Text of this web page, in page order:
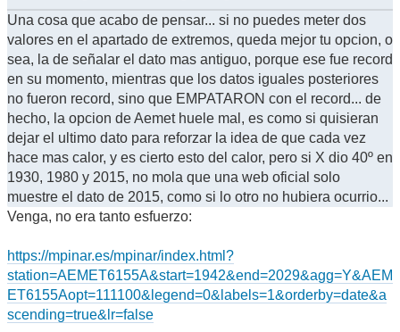
Una cosa que acabo de pensar... si no puedes meter dos
valores en el apartado de extremos, queda mejor tu opcion, o
sea, la de señalar el dato mas antiguo, porque ese fue record
en su momento, mientras que los datos iguales posteriores
no fueron record, sino que EMPATARON con el record... de
hecho, la opcion de Aemet huele mal, es como si quisieran
dejar el ultimo dato para reforzar la idea de que cada vez
hace mas calor, y es cierto esto del calor, pero si X dio 40º en
1930, 1980 y 2015, no mola que una web oficial solo
muestre el dato de 2015, como si lo otro no hubiera ocurrio...
Venga, no era tanto esfuerzo:
https://mpinar.es/mpinar/index.html?
station=AEMET6155A&start=1942&end=2029&agg=Y&AEM
ET6155Aopt=111100&legend=0&labels=1&orderby=date&a
scending=true&lr=false